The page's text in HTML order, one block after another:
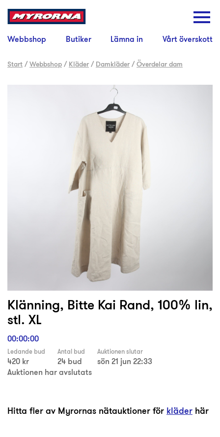
Webbshop Butiker Lämna in Vårt överskott
Start /Webbshop / Kläder / Damkläder /Överdelar dam
Klänning, Bitte Kai Rand, 100% lin,
stl. XL
00:00:00
Ledande bud
420 kr
Antal bud
24 bud
Auktionen slutar
sön 21 jun 22:33
Auktionen har avslutats
Hitta fler av Myrornas nätauktioner för kläder här